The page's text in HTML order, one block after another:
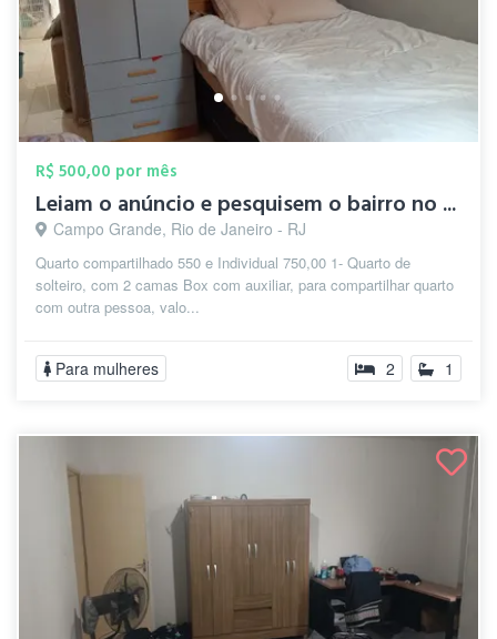
R$ 500,00 por mês
Leiam o anúncio e pesquisem o bairro no ...
Campo Grande, Rio de Janeiro - RJ
Quarto compartilhado 550 e Individual 750,00 1- Quarto de
solteiro, com 2 camas Box com auxiliar, para compartilhar quarto
com outra pessoa, valo...
Para mulheres 2 1